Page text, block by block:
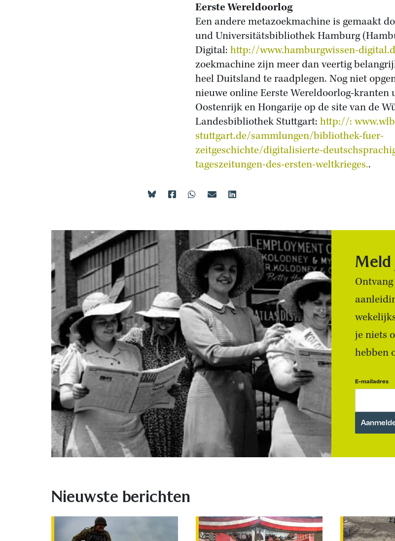
Eerste Wereldoorlog
Een andere metazoekmachine is gemaakt
und Universitätsbibliothek Hamburg
Digital: http://www.hamburgwissen-
zoekmachine zijn meer dan veertig
heel Duitsland te raadplegen. Nog niet
nieuwe online Eerste Wereldoorlog-kranten
Oostenrijk en Hongarije op de site van de
Landesbibliothek Stuttgart: http://:
stuttgart.de/sammlungen/bibliothek-fuer-
zeitgeschichte/digitalisierte-
tageszeitungen-des-ersten-weltkrieges..
Meld
je niets
hebben
E-mailadres
Nieuwste berichten